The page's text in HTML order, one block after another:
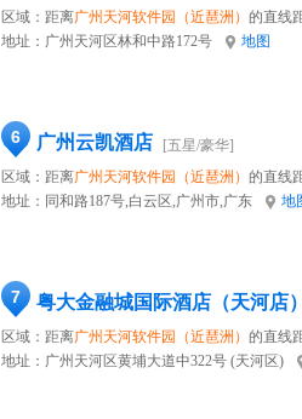
区域：距离广州天河软件园（近琶洲） 的直线
地址： 广州天河区林和中路172号 地图
6 广州云凯酒店
[五星/豪华]
区域：距离广州天河软件园（近琶洲） 的直线
地址： 同和路187号,白云区,广州市,广东 地
7 粤大金融城国际酒店（天河店
区域：距离广州天河软件园（近琶洲） 的直线
地址： 广州天河区黄埔大道中322号 (天河区)